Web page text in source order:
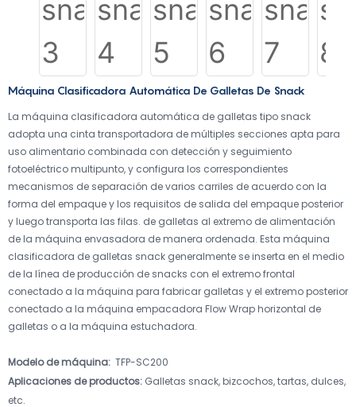
Máquina Clasificadora Automática De Galletas De Snack
La máquina clasificadora automática de galletas tipo snack
adopta una cinta transportadora de múltiples secciones apta para
uso alimentario combinada con detección y seguimiento
fotoeléctrico multipunto, y configura los correspondientes
mecanismos de separación de varios carriles de acuerdo con la
forma del empaque y los requisitos de salida del empaque posterior
y luego transporta las filas. de galletas al extremo de alimentación
de la máquina envasadora de manera ordenada. Esta máquina
clasificadora de galletas snack generalmente se inserta en el medio
de la línea de producción de snacks con el extremo frontal
conectado a la máquina para fabricar galletas y el extremo posterior
conectado a la máquina empacadora Flow Wrap horizontal de
galletas o a la máquina estuchadora.
Modelo de máquina: TFP-SC200
Aplicaciones de productos: Galletas snack, bizcochos, tartas, dulces,
etc.